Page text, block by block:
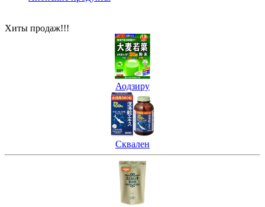
Хиты продаж!!!
Аодзиру
Сквален